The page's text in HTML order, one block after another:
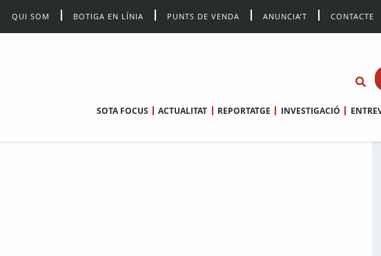
QUI SOM BOTIGA EN LÍNIA PUNTS DE VENDA ANUNCIA’T CONTACTE
SOTA FOCUS ACTUALITAT REPORTATGE INVESTIGACIÓ